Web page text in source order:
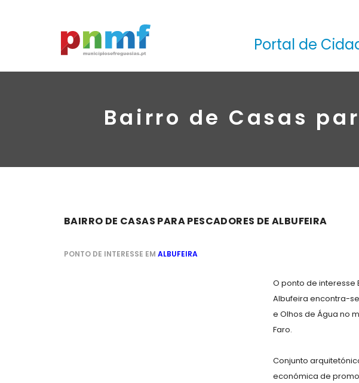
Portal de
Bairro de Casas
BAIRRO DE CASAS PARA PESCADORES DE ALBUFEIRA
PONTO DE INTERESSE EM ALBUFEIRA
O ponto de interesse
Albufeira encontra-
e Olhos de Água no
Faro.
Conjunto
económica de